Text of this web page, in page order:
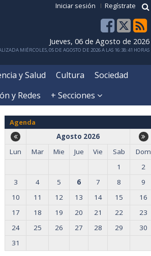
Iniciar sesión Regístrate
Jueves, 06 de Agosto de 2026
MIÉRCOLES, 05 DE AGOSTO DE 2026 A LAS 16:38:41 HORAS
y Salud Cultura
Sociedad
y Redes + Secciones
Agenda
Agosto 2026
Lun
Mar Mie Jue Vie Sab
Dom
1
2
3
4 5 6 7 8
9
10
11 12 13 14 15
16
17
18 19 20 21 22
23
24
25 26 27 28 29
30
31